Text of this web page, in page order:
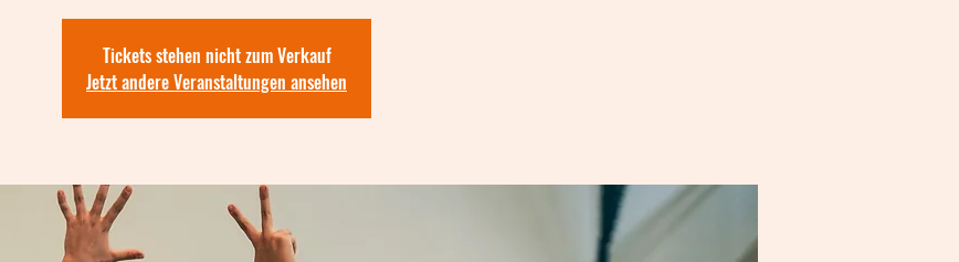
Tickets stehen nicht zum Verkauf
Jetzt andere Veranstaltungen ansehen